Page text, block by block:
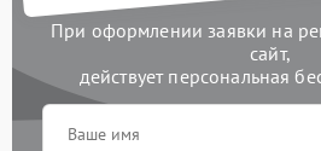
При оформлении заявки на
сайт,
действует персональная